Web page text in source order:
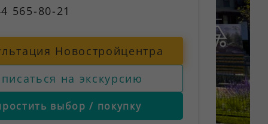
565-80-21
Новостройцентра
на экскурсию
выбор / покупку